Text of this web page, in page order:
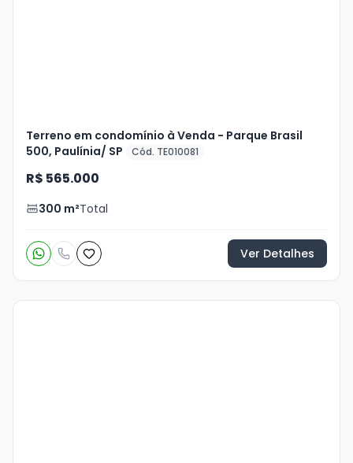
Terreno em condomínio à Venda - Parque Brasil
500, Paulínia/ SP
Cód. TE010081
R$ 565.000
300 m²Total
Ver Detalhes